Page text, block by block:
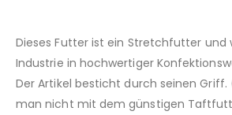
Dieses Futter ist ein Stretchfutter und
Industrie in hochwertiger
Der Artikel besticht durch seinen Griff.
man nicht mit dem günstigen